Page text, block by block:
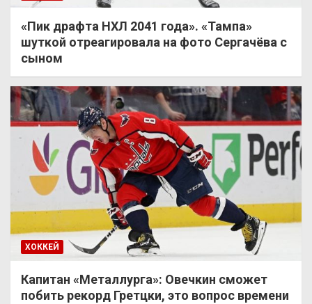
«Пик драфта НХЛ 2041 года». «Тампа»
шуткой отреагировала на фото Сергачёва с
сыном
ХОККЕЙ
Капитан «Металлурга»: Овечкин сможет
побить рекорд Гретцки, это вопрос времени